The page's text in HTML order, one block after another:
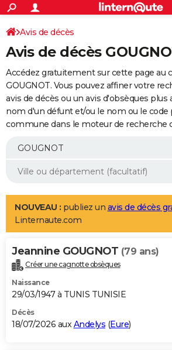
ACTUALITÉS
Politique
Société
Faits Divers
Education
Monde
Villes
+
SPORT
Coupe du monde 2026
Football
Tennis
Cyclisme
Rugby
Forum
Programme TV
TNT
Streaming
Cinéma
Sorties cinéma
Musique
+
FINANCE
Retraite
Epargne
Immobilier
Risques naturels par ville
Banque
Assurance
AUTO
Essais
Réserver un essai
Citadines
Berlines
SUV
Forum auto
+
Mobiles
Meilleur smartphone
Internet
Ordinateurs
Jeux vidéo
Guide high-tech
Aménagement intérieur
LIFESTYLE
Art de vivre
Bien-être
Loisirs
Mode
Modes de vie
Alimentation
Guide de la santé
Maladies
Médicaments
Sommeil
VOYAGE
Destinations
City break
Voyage nature
Voyage de noces
Forum
Climat
+PHOTO
GUIDES D'ACHAT
BONS PLANS
Avis de décès
Avis de décès
Accédez gratuitement sur cette page au
GOUGNOT. Vous pouvez affiner votre
avis de décès ou un avis d'obsèques
nom d'un défunt et/ou le nom ou le code
commune dans le moteur de recherche
NOUVEAU : publiez un avis de décès
Linternaute.com
Jeannine GOUGNOT (79 ans)
Créer une cagnotte obsèques
Naissance
29/03/1947 à TUNIS TUNISIE
Décès
18/07/2026 auxAndelys (Eure)